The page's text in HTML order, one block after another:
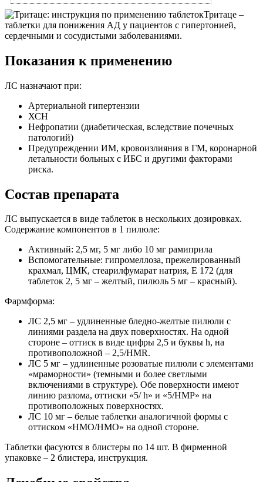
Тритаце –
таблетки для понижения АД у пациентов с гипертонией,
сердечными и сосудистыми заболеваниями.
Показания к применению
ЛС назначают при:
Артериальной гипертензии
ХСН
Нефропатии (диабетическая, вследствие почечных
патологий)
Предупреждении ИМ, кровоизлияния в ГМ, коронарной
летальности больных с ИБС и другими факторами
риска.
Состав препарата
ЛС выпускается в виде таблеток в нескольких дозировках.
Содержание компонентов в 1 пилюле:
Активный: 2,5 мг, 5 мг либо 10 мг рамиприла
Вспомогательные: гипромеллоза, прежелированный
крахмал, ЦМК, стеарилфумарат натрия, Е 172 (для
таблеток 2, 5 мг – желтый, пилюль 5 мг – красный).
Фармформа:
ЛС 2,5 мг – удлиненные бледно-желтые пилюли с
линиями раздела на двух поверхностях. На одной
стороне – оттиск в виде цифры 2,5 и буквы h, на
противоположной – 2,5/HMR.
ЛС 5 мг – удлиненные розоватые пилюли с элементами
«мраморности» (темными и более светлыми
включениями в структуре). Обе поверхности имеют
линию разлома, оттиски «5/ h» и «5/HMP» на
противоположных поверхностях.
ЛС 10 мг – белые таблетки аналогичной формы с
оттиском «HMO/HMO» на одной стороне.
Таблетки фасуются в блистеры по 14 шт. В фирменной
упаковке – 2 блистера, инструкция.